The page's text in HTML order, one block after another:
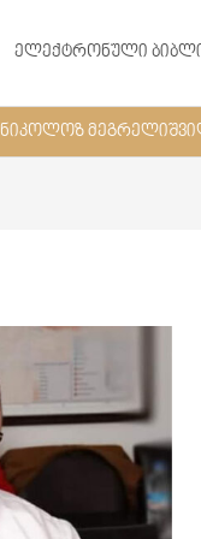
ელექტრონული
ნიკოლოზ